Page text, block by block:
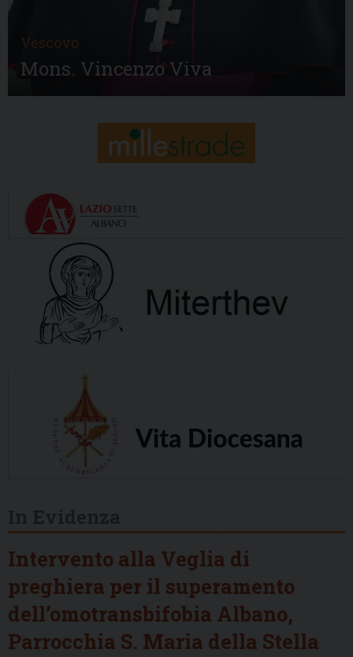
Vescovo
Mons. Vincenzo Viva
Intervento alla Veglia di
preghiera per il superamento
dell’omotransbifobia Albano,
Parrocchia S. Maria della Stella